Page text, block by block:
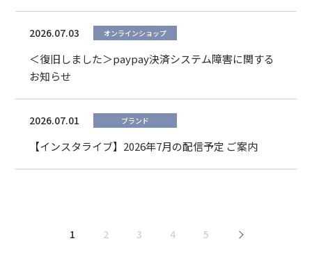
2026.07.03 オンラインショップ
＜復旧しました＞paypay決済システム障害に関する
お知らせ
2026.07.01 ブランド
【インスタライブ】2026年7月の配信予定 ご案内
1 2 3 4 5
>